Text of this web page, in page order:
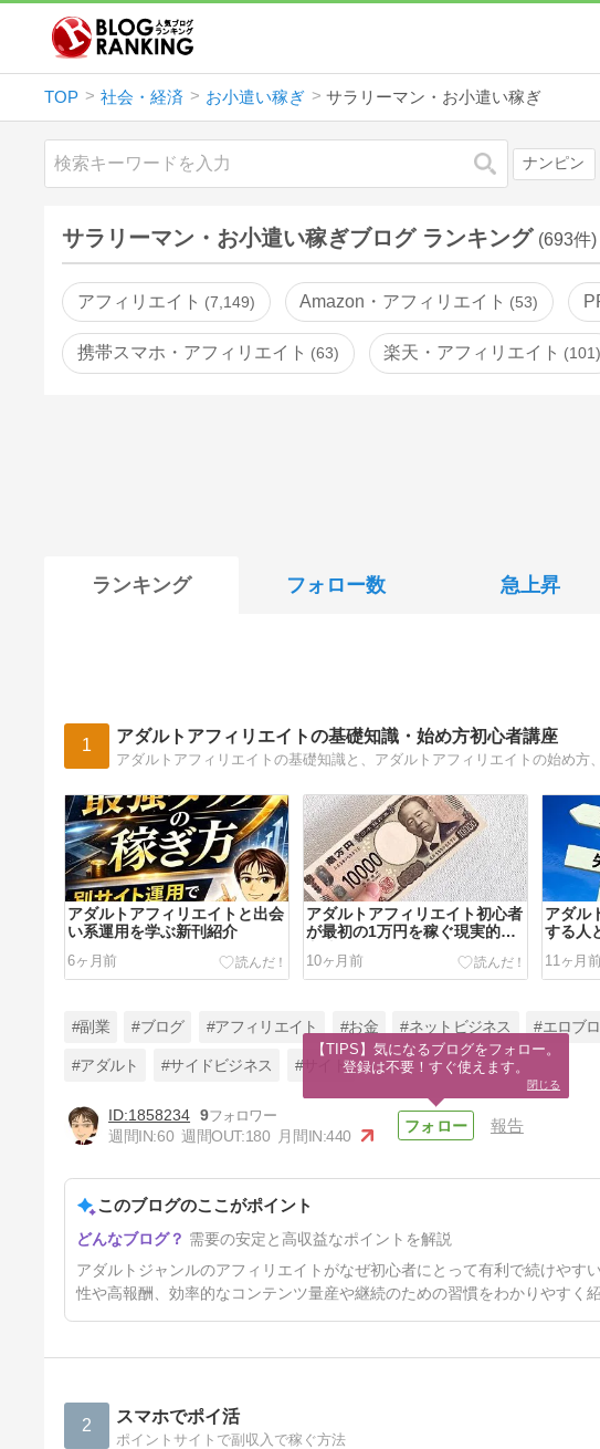
TOP 社会・経済 お小遣い稼ぎ サラリーマン・お小遣い稼ぎ
検索 ナンピン
サラリーマン・お小遣い稼ぎブログ ランキング (693件)
アフィリエイト 7,149 Amazon・アフィリエイト 53
携帯スマホ・アフィリエイト 63 楽天・アフィリエイト 101
ランキング フォロー数 急上昇
1 アダルトアフィリエイトの基礎知識・始め方初心者講座
アダルトアフィリエイトと出会
い系運用を学ぶ新刊紹介
6ヶ月前
アダルトアフィリエイト初心者
が最初の1万円を稼ぐ現実的な
10ヶ月前
アダル
する人
11ヶ月前
AIリライトで稼ぐアダルトアフ
ィリエイト複数サイト戦略
#副業 #ブログ #アフィリエイト #お金 #ネットビジネス #エロブ
#アダルト #サイドビジネス #サイト
1858234 9
週間IN:60 週間OUT:180 月間IN:440
報告
このブログのここがポイント
需要の安定と高収益なポイントを解説
アダルトジャンルのアフィリエイトがなぜ初心者にとって有利で続けやす
性や高報酬、効率的なコンテンツ量産や継続のための習慣をわかりやすく
2 スマホでポイ活
ポイントサイトで副収入で稼ぐ方法
【TIPS】気になるブログをフォロー。
登録は不要！すぐ使えます。
閉じる